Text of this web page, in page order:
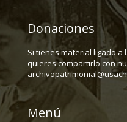
Donaciones
Si tienes material ligado
quieres compartirlo con
Menú